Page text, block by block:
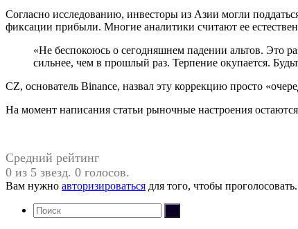
Согласно исследованию, инвесторы из Азии могли
фиксации прибыли. Многие аналитики считают ее
«Не беспокоюсь о сегодняшнем падении альтов. Это
сильнее, чем в прошлый раз. Терпение окупается.
CZ, основатель Binance, назвал эту коррекцию просто
На момент написания статьи рыночные настроения
Средний рейтинг
0 из 5 звезд. 0 голосов.
Вам нужно авторизироваться для того, чтобы проголосовать.